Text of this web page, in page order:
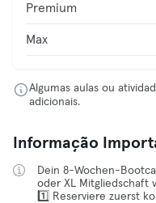
Premium
Max
Algumas aulas ou
adicionais.
Informação
Dein 8-Wochen-
oder XL Mitgliedschaft
1️⃣ Reserviere zuerst